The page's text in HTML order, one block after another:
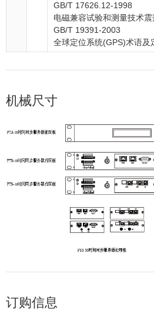
GB/T 17626.12-1998
电磁兼容试验和测量技术
GB/T 19391-2003
全球定位系统(GPS)术语及
机械尺寸
订购信息